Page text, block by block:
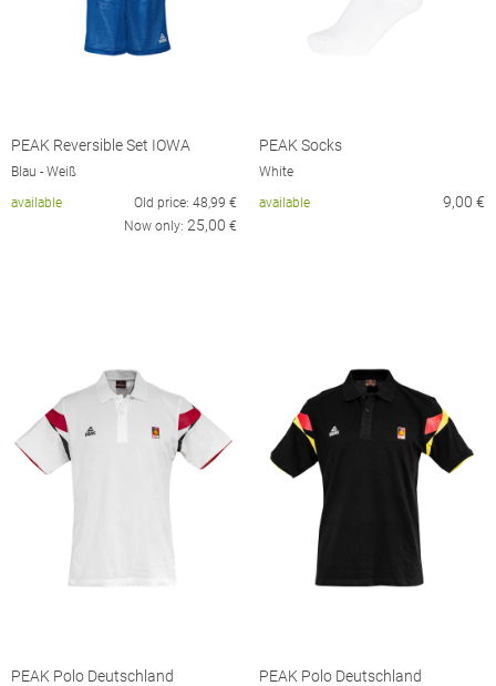
PEAK Reversible Set IOWA
Blau - Weiß
available
Old price: 48,99 €
Now only: 25,00 €
PEAK Socks
White
available
9,00 €
PEAK Polo Deutschland PEAK Polo Deutschland